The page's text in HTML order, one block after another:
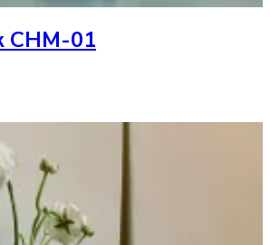
CHM-01